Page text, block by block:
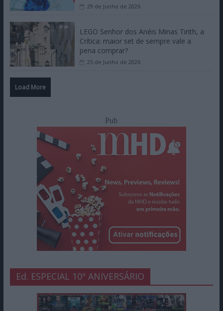
29 de Junho de 2026
LEGO Senhor dos Anéis Minas Tirith, a
Crítica: maior set de sempre vale a
pena comprar?
25 de Junho de 2026
Load More
Pub
Ed. ESPECIAL 10º ANIVERSÁRIO